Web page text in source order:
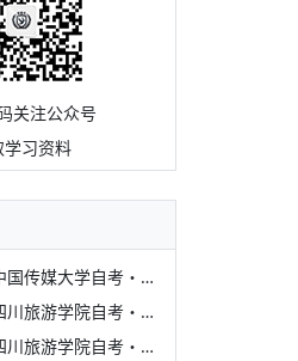
关注公众号
学习资料
与新媒体（本科）1+X 证书项目详细解读
质量与安全（本科）1+X 证书项目详细解读
质量与安全（专科）1+X 证书项目详细解读